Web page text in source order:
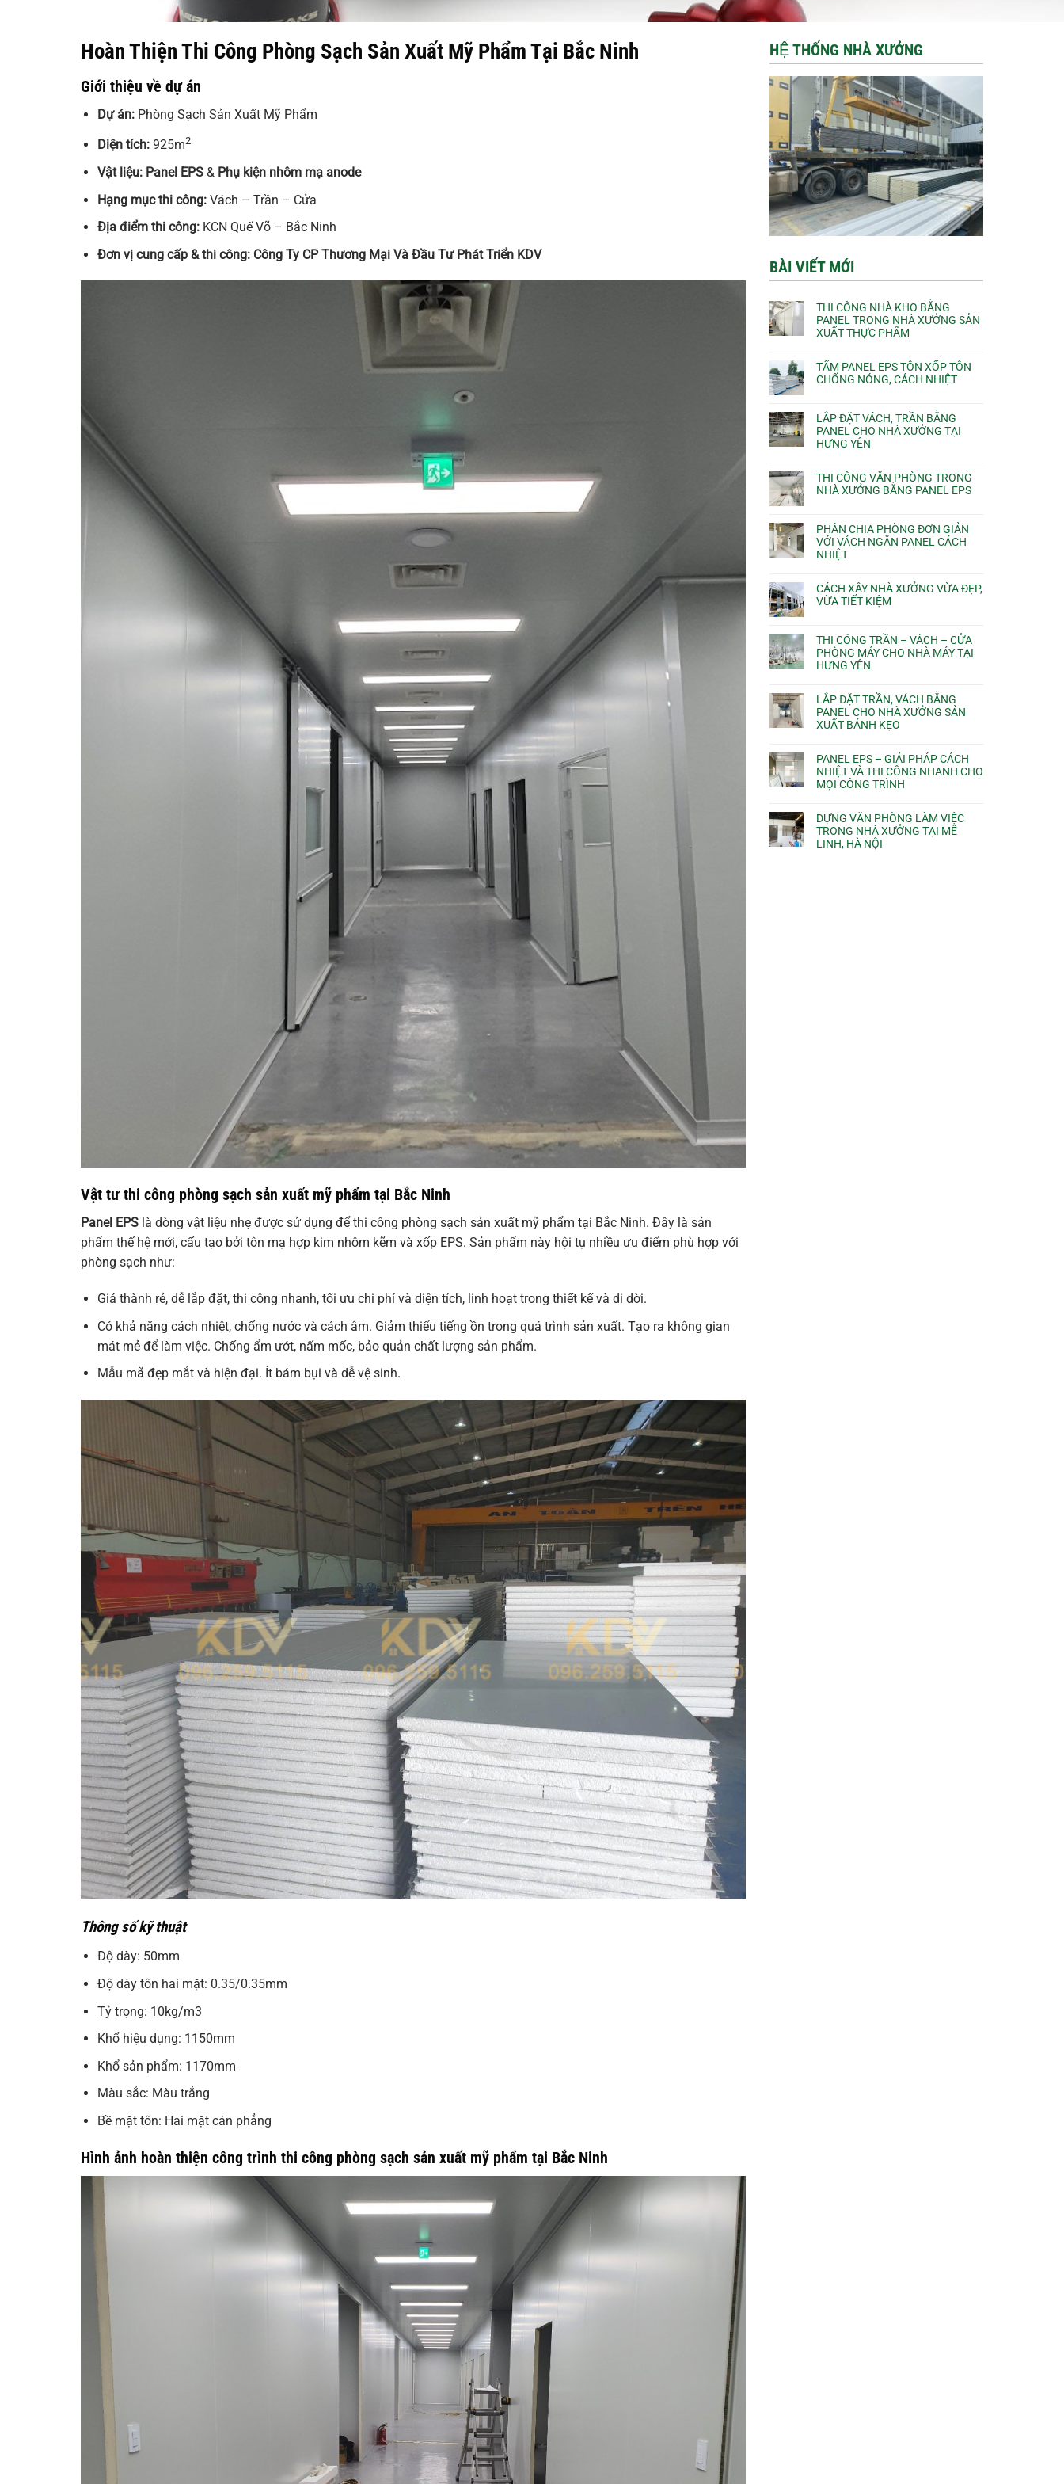
Hoàn Thiện Thi Công Phòng Sạch Sản Xuất Mỹ Phẩm Tại Bắc Ninh
Giới thiệu về dự án
Dự án:Phòng Sạch Sản Xuất Mỹ Phẩm
Diện tích:925m2
Vật liệu: Panel EPS& Phụ kiện nhôm mạ anode
Hạng mục thi công:Vách – Trần – Cửa
Địa điểm thi công:KCN Quế Võ – Bắc Ninh
Đơn vị cung cấp & thi công: Công Ty CP Thương Mại Và Đầu Tư Phát Triển KDV
Vật tư thi công phòng sạch sản xuất mỹ phẩm tại Bắc Ninh
Panel EPS là dòng vật liệu nhẹ được sử dụng để thi công phòng sạch sản xuất mỹ phẩm tại Bắc Ninh. Đây là sản
phẩm thế hệ mới, cấu tạo bởi tôn mạ hợp kim nhôm kẽm và xốp EPS. Sản phẩm này hội tụ nhiều ưu điểm phù hợp với
phòng sạch như:
Giá thành rẻ, dễ lắp đặt, thi công nhanh, tối ưu chi phí và diện tích, linh hoạt trong thiết kế và di dời.
Có khả năng cách nhiệt, chống nước và cách âm. Giảm thiểu tiếng ồn trong quá trình sản xuất. Tạo ra không gian
mát mẻ để làm việc. Chống ẩm ướt, nấm mốc, bảo quản chất lượng sản phẩm.
Mẫu mã đẹp mắt và hiện đại. Ít bám bụi và dễ vệ sinh.
Thông số kỹ thuật
Độ dày: 50mm
Độ dày tôn hai mặt: 0.35/0.35mm
Tỷ trọng: 10kg/m3
Khổ hiệu dụng: 1150mm
Khổ sản phẩm: 1170mm
Màu sắc: Màu trắng
Bề mặt tôn: Hai mặt cán phẳng
Hình ảnh hoàn thiện công trình thi công phòng sạch sản xuất mỹ phẩm tại Bắc Ninh
HỆ THỐNG NHÀ XƯỞNG
BÀI VIẾT MỚI
THI CÔNG NHÀ KHO BẰNG
PANEL TRONG NHÀ XƯỞNG SẢN
XUẤT THỰC PHẨM
TẤM PANEL EPS TÔN XỐP TÔN
CHỐNG NÓNG, CÁCH NHIỆT
LẮP ĐẶT VÁCH, TRẦN BẰNG
PANEL CHO NHÀ XƯỞNG TẠI
HƯNG YÊN
THI CÔNG VĂN PHÒNG TRONG
NHÀ XƯỞNG BẰNG PANEL EPS
PHÂN CHIA PHÒNG ĐƠN GIẢN
VỚI VÁCH NGĂN PANEL CÁCH
NHIỆT
CÁCH XÂY NHÀ XƯỞNG VỪA ĐẸP,
VỪA TIẾT KIỆM
THI CÔNG TRẦN – VÁCH – CỬA
PHÒNG MÁY CHO NHÀ MÁY TẠI
HƯNG YÊN
LẮP ĐẶT TRẦN, VÁCH BẰNG
PANEL CHO NHÀ XƯỞNG SẢN
XUẤT BÁNH KẸO
PANEL EPS – GIẢI PHÁP CÁCH
NHIỆT VÀ THI CÔNG NHANH CHO
MỌI CÔNG TRÌNH
DỰNG VĂN PHÒNG LÀM VIỆC
TRONG NHÀ XƯỞNG TẠI MÊ
LINH, HÀ NỘI